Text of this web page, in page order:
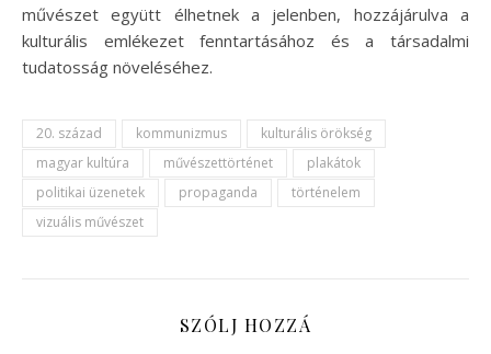
művészet együtt élhetnek a jelenben, hozzájárulva a
kulturális emlékezet fenntartásához és a társadalmi
tudatosság növeléséhez.
20. század kommunizmus
kulturális örökség
magyar kultúra
művészettörténet
plakátok
politikai üzenetek
propaganda
történelem
vizuális művészet
SZÓLJ HOZZÁ